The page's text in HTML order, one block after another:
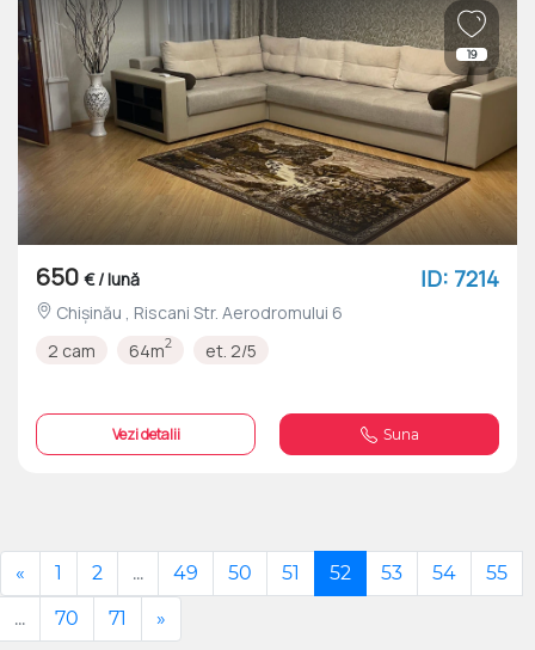
19
650 € / lună ID: 7214
Chișinău , Riscani Str. Aerodromului 6
2 cam
64m2 et. 2/5
Vezi detalii Suna
« 1 2 ... 49 50 51 52 53 54
55
...
70 71 »